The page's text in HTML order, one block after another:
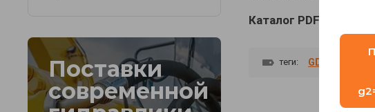
Поставки
современной
Каталог PDF
теги: GDR